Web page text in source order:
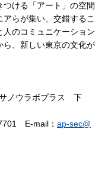
ける「アート」の空間
らが集い、交錯するこ
人のコミュニケーション
ら、新しい東京の文化が
ノウラボプラス 下
E-mail： ap-sec@